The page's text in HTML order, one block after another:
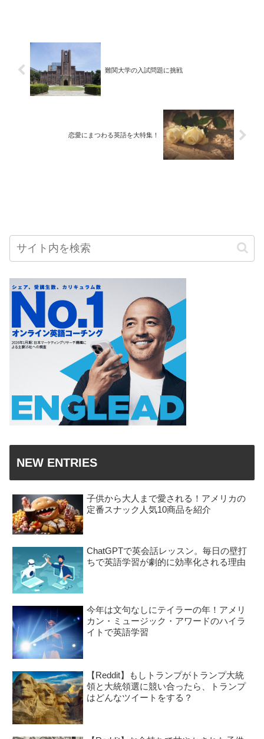
難関大学の入試問題に挑戦
恋愛にまつわる英語を大特集！
NEW ENTRIES
子供から大人まで愛される！アメリカの
定番スナック人気10商品を紹介
ChatGPTで英会話レッスン。毎日の壁打
ちで英語学習が劇的に効率化される理由
今年は文句なしにテイラーの年！アメリ
カン・ミュージック・アワードのハイラ
イトで英語学習
【Reddit】もしトランプがトランプ大統
領と大統領選に競い合ったら、トランプ
はどんなツイートをする？